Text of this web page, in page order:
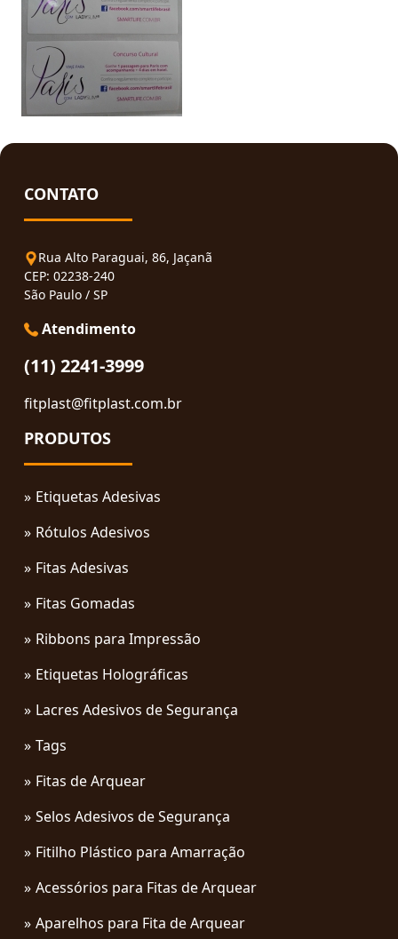
CONTATO
Rua Alto Paraguai, 86, Jaçanã
CEP: 02238-240
São Paulo / SP
Atendimento
(11) 2241-3999
fitplast@fitplast.com.br
PRODUTOS
Etiquetas Adesivas
Rótulos Adesivos
Fitas Adesivas
Fitas Gomadas
Ribbons para Impressão
Etiquetas Holográficas
Lacres Adesivos de Segurança
Tags
Fitas de Arquear
Selos Adesivos de Segurança
Fitilho Plástico para Amarração
Acessórios para Fitas de Arquear
Aparelhos para Fita de Arquear